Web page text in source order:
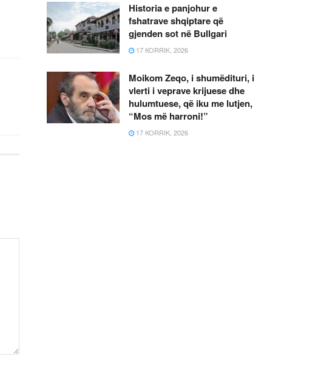
Historia e panjohur e
fshatrave shqiptare që
gjenden sot në Bullgari
17 KORRIK, 2026
Moikom Zeqo, i shumëdituri, i
vlerti i veprave krijuese dhe
hulumtuese, që iku me lutjen,
“Mos më harroni!”
17 KORRIK, 2026